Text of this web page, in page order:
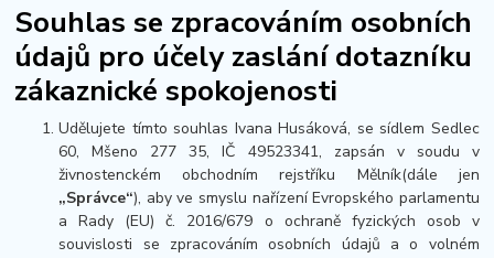
Souhlas se zpracováním osobních
údajů pro účely zaslání dotazníku
zákaznické spokojenosti
Udělujete tímto souhlas Ivana Husáková, se sídlem Sedlec
60, Mšeno 277 35, IČ 49523341, zapsán v soudu v
živnostenckém obchodním rejstříku Mělník(dále jen
„Správce“), aby ve smyslu nařízení Evropského parlamentu
a Rady (EU) č. 2016/679 o ochraně fyzických osob v
souvislosti se zpracováním osobních údajů a o volném